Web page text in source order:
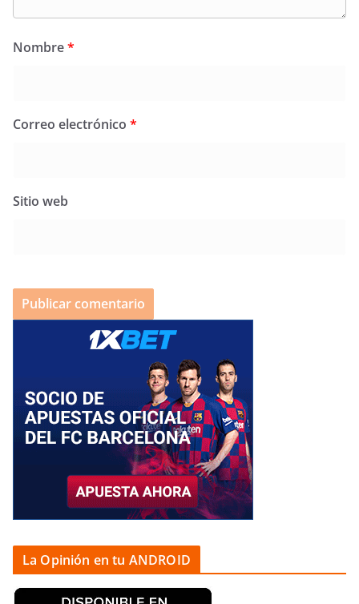
Nombre*
Correo electrónico *
Sitio web
La Opinión en tu ANDROID